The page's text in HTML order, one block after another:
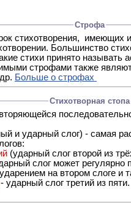
Строфа
или общую систему рифм, и
в русской поэзии -
строфами также
Больше о строфах
Стихотворная стопа
и ударный слог) - самая
(ударный слог второй из
слог может
на втором слоге и
- ударный слог третий из пяти.